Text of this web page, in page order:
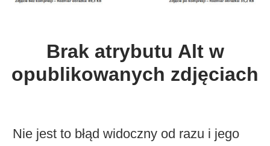
Brak atrybutu Alt w
opublikowanych zdjęciach
Nie jest to błąd widoczny od razu i jego